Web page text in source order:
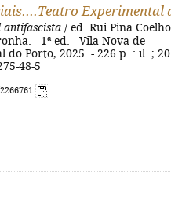
Experimental
antifascista / ed. Rui Pina
- 1ª ed. - Vila Nova de
do Porto, 2025. - 226 p. : il. ; 20
48-5